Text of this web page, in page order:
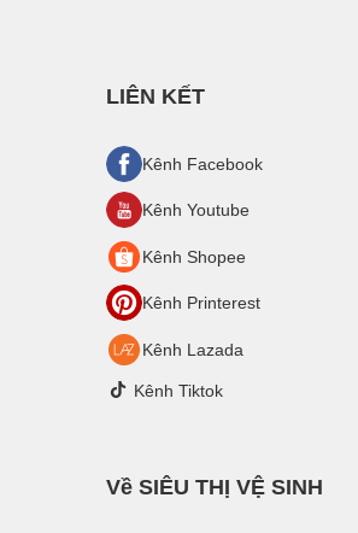
LIÊN KẾT
Kênh Facebook
Kênh Youtube
Kênh Shopee
Kênh Printerest
Kênh Lazada
Kênh Tiktok
Về SIÊU THỊ VỆ SINH